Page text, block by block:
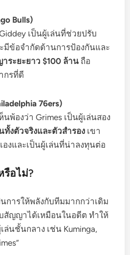
Bulls)
เป็นผู้เล่นที่ช่วยปรับ
มีข้อจำกัดด้านการป้องกันและ
ระยะยาว $100 ล้าน ถือ
กรที่ดี
76ers)
นพ้องว่า Grimes เป็นผู้เล่นสอง
งตัวจริงและตัวสำรอง เขา
องและเป็นผู้เล่นที่น่าลงทุนต่อ
รือไม่?
นการให้พลังกับทีมมากกว่าเดิม
สัญญาได้เหมือนในอดีต ทำให้
ล่นชั้นกลาง เช่น Kuminga,